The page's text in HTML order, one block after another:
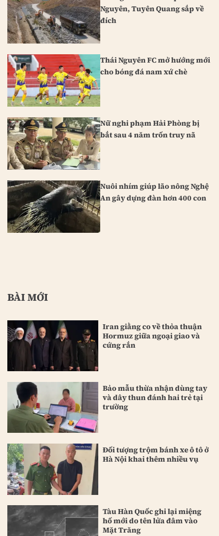
Nguyên, Tuyên Quang sắp về
đích
Thái Nguyên FC mở hướng mới
cho bóng đá nam xứ chè
Nữ nghi phạm Hải Phòng bị
bắt sau 4 năm trốn truy nã
Nuôi nhím giúp lão nông Nghệ
An gây dựng đàn hơn 400 con
BÀI MỚI
Iran giằng co về thỏa thuận
Hormuz giữa ngoại giao và
cứng rắn
Bảo mẫu thừa nhận dùng tay
và dây thun đánh hai trẻ tại
trường
Đối tượng trộm bánh xe ô tô ở
Hà Nội khai thêm nhiều vụ
Tàu Hàn Quốc ghi lại miệng
hố mới do tên lửa đâm vào
Mặt Trăng